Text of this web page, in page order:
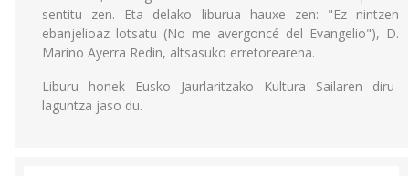
sentitu zen. Eta delako liburua hauxe zen: "Ez nintzen
ebanjelioaz lotsatu (No me avergoncé del Evangelio"), D.
Marino Ayerra Redin, altsasuko erretorearena.
Liburu honek Eusko Jaurlaritzako Kultura Sailaren diru-
laguntza jaso du.